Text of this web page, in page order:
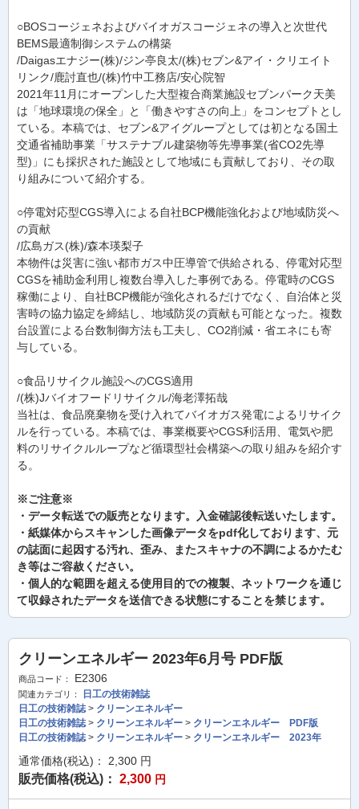
○BOSコージェネおよびバイオガスコージェネの導入と次世代
BEMS最適制御システムの構築
/Daigasエナジー(株)/ジン亭良太/(株)セブン&アイ・クリエイト
リンク/鹿討直也/(株)竹中工務店/安心院智
2021年11月にオープンした大型複合商業施設セブンパーク天美
は「地球環境の保全」と「働きやすさの向上」をコンセプトとし
ている。本稿では、セブン&アイグループとしては初となる国土
交通省補助事業「サステナブル建築物等先導事業(省CO2先導
型)」にも採択された施設として地域にも貢献しており、その取
り組みについて紹介する。
○停電対応型CGS導入による自社BCP機能強化および地域防災へ
の貢献
/広島ガス(株)/森本瑛梨子
本物件は災害に強い都市ガス中圧導管で供給される、停電対応型
CGSを補助金利用し複数台導入した事例である。停電時のCGS
稼働により、自社BCP機能が強化されるだけでなく、自治体と災
害時の協力協定を締結し、地域防災の貢献も可能となった。複数
台設置による台数制御方法も工夫し、CO2削減・省エネにも寄
与している。
○食品リサイクル施設へのCGS適用
/(株)Jバイオフードリサイクル/海老澤拓哉
当社は、食品廃棄物を受け入れてバイオガス発電によるリサイク
ルを行っている。本稿では、事業概要やCGS利活用、電気や肥
料のリサイクルループなど循環型社会構築への取り組みを紹介す
る。
※ご注意※
・データ転送での販売となります。入金確認後転送いたします。
・紙媒体からスキャンした画像データをpdf化しております、元
の誌面に起因する汚れ、歪み、またスキャナの不調によるかたむ
き等はご容赦ください。
・個人的な範囲を超える使用目的での複製、ネットワークを通じ
て収録されたデータを送信できる状態にすることを禁じます。
クリーンエネルギー 2023年6月号 PDF版
商品コード： E2306
関連カテゴリ：
日工の技術雑誌
日工の技術雑誌> クリーンエネルギー
日工の技術雑誌> クリーンエネルギー > クリーンエネルギー PDF版
日工の技術雑誌> クリーンエネルギー > クリーンエネルギー 2023年
通常価格(税込)： 2,300 円
販売価格(税込)： 2,300 円